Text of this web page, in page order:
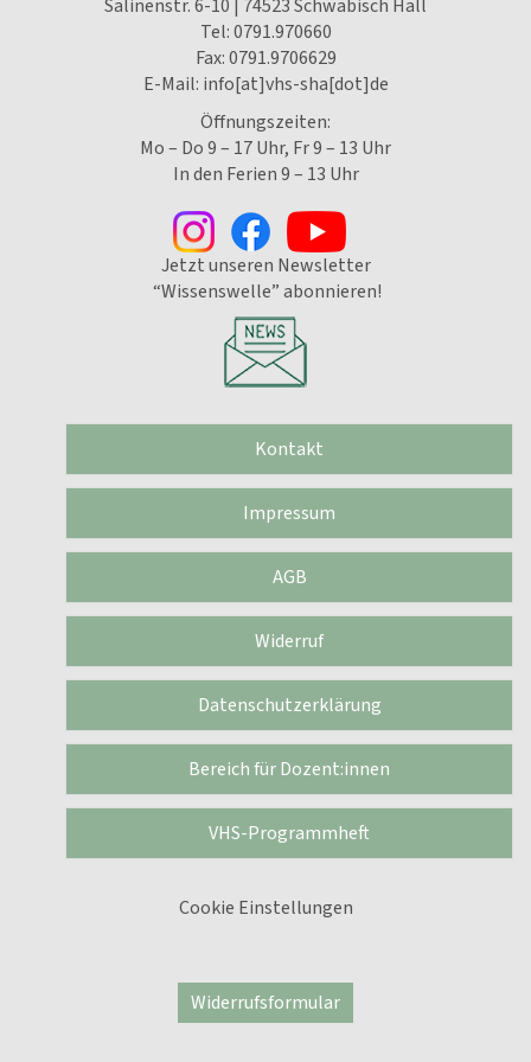
Salinenstr. 6-10 | 74523 Schwäbisch Hall
Tel:0791.970660
Fax: 0791.9706629
E-Mail: info[at]vhs-sha[dot]de
Öffnungszeiten:
Mo – Do 9 – 17 Uhr, Fr 9 – 13 Uhr
In den Ferien 9 – 13 Uhr
Jetzt unseren Newsletter
“Wissenswelle” abonnieren!
Kontakt
Impressum
AGB
Widerruf
Datenschutzerklärung
Bereich für Dozent:innen
VHS-Programmheft
Cookie Einstellungen
Widerrufsformular